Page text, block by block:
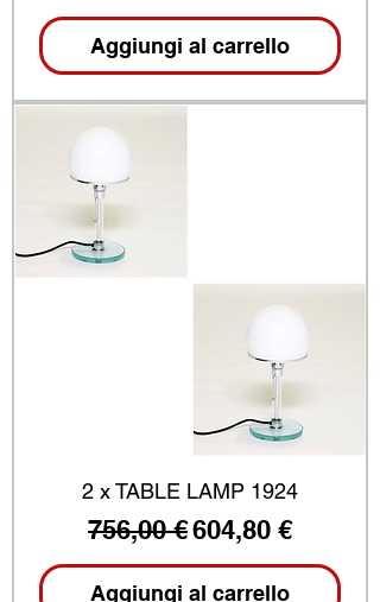
Aggiungi al carrello
2 x TABLE LAMP 1924
Prezzo regolare
756,00 €Prezzo scontato
604,80 €
Aggiungi al carrello